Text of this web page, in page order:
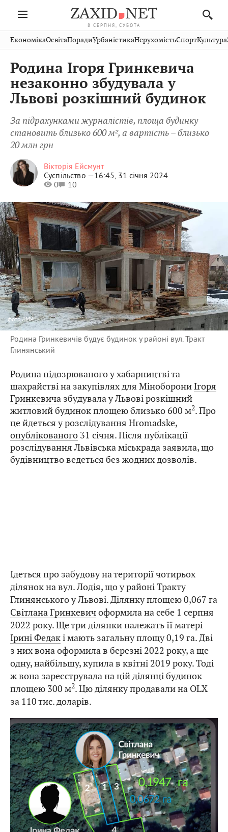
8 СЕРПНЯ, СУБОТА
Івано-
Франківськ
Волинь
Закарпаття
Рівне
Шептицький
Стрий
Хмельницький
Вінниця
Публікації
Авто СловкоКультура
Кіно Дім СпортКраєзнавство
ФотоОсвітаНерухомість
тварини
ЕкономікаОсвітаПорадиУрбаністикаНерухомістьСпортКультура
Родина Ігоря Гринкевича
незаконно збудувала у
Львові розкішний будинок
За підрахунками журналістів, площа будинку
становить близько 600 м², а вартість – близько
20 млн грн
Вікторія Ейсмунт
Суспільство —16:45, 31 січня 2024
0
10
фотоЛМР
Родина Гринкевичів будує будинок у районі вул. Тракт
Глинянський
Родина підозрюваного у хабарництві та
шахрайстві на закупівлях для МіноборониІгоря
Гринкевича збудувала у Львові розкішний
житловий будинок площею близько 600 м2. Про
це йдеться у розслідування Hromadske,
опублікованого 31 січня. Після публікації
розслідування Львівська міськрада заявила, що
будівництво ведеться без жодних дозволів.
Ідеться про забудову на території чотирьох
ділянок на вул. Лодія, що у районі Тракту
Глинянського у Львові. Ділянку площею 0,067 га
Світлана Гринкевичоформила на себе 1 серпня
2022 року. Ще три ділянки належать її матері
Ірині Федакі мають загальну площу 0,19 га. Дві
з них вона оформила в березні 2022 року, а ще
одну, найбільшу, купила в квітні 2019 року. Тоді
ж вона зареєструвала на цій ділянці будинок
площею 300 м2. Цю ділянку продавали на ОLX
за 110 тис. доларів.